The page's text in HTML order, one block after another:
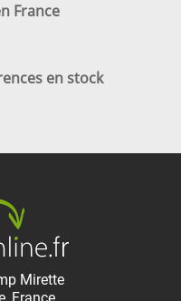
France
en stock
Mirette